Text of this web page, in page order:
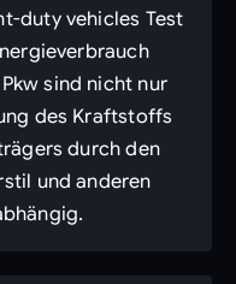
duty vehicles Test
sind nicht nur
des Kraftstoffs
durch den
und anderen